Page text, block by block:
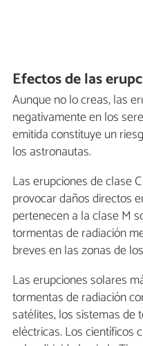
Efectos de las
Aunque no lo creas, las
negativamente en los
emitida constituye un
los astronautas.
Las erupciones de clase
provocar daños directos
pertenecen a la clase M
tormentas de radiación
breves en las zonas de
Las erupciones solares
tormentas de radiación
satélites, los sistemas de
eléctricas. Los científicos